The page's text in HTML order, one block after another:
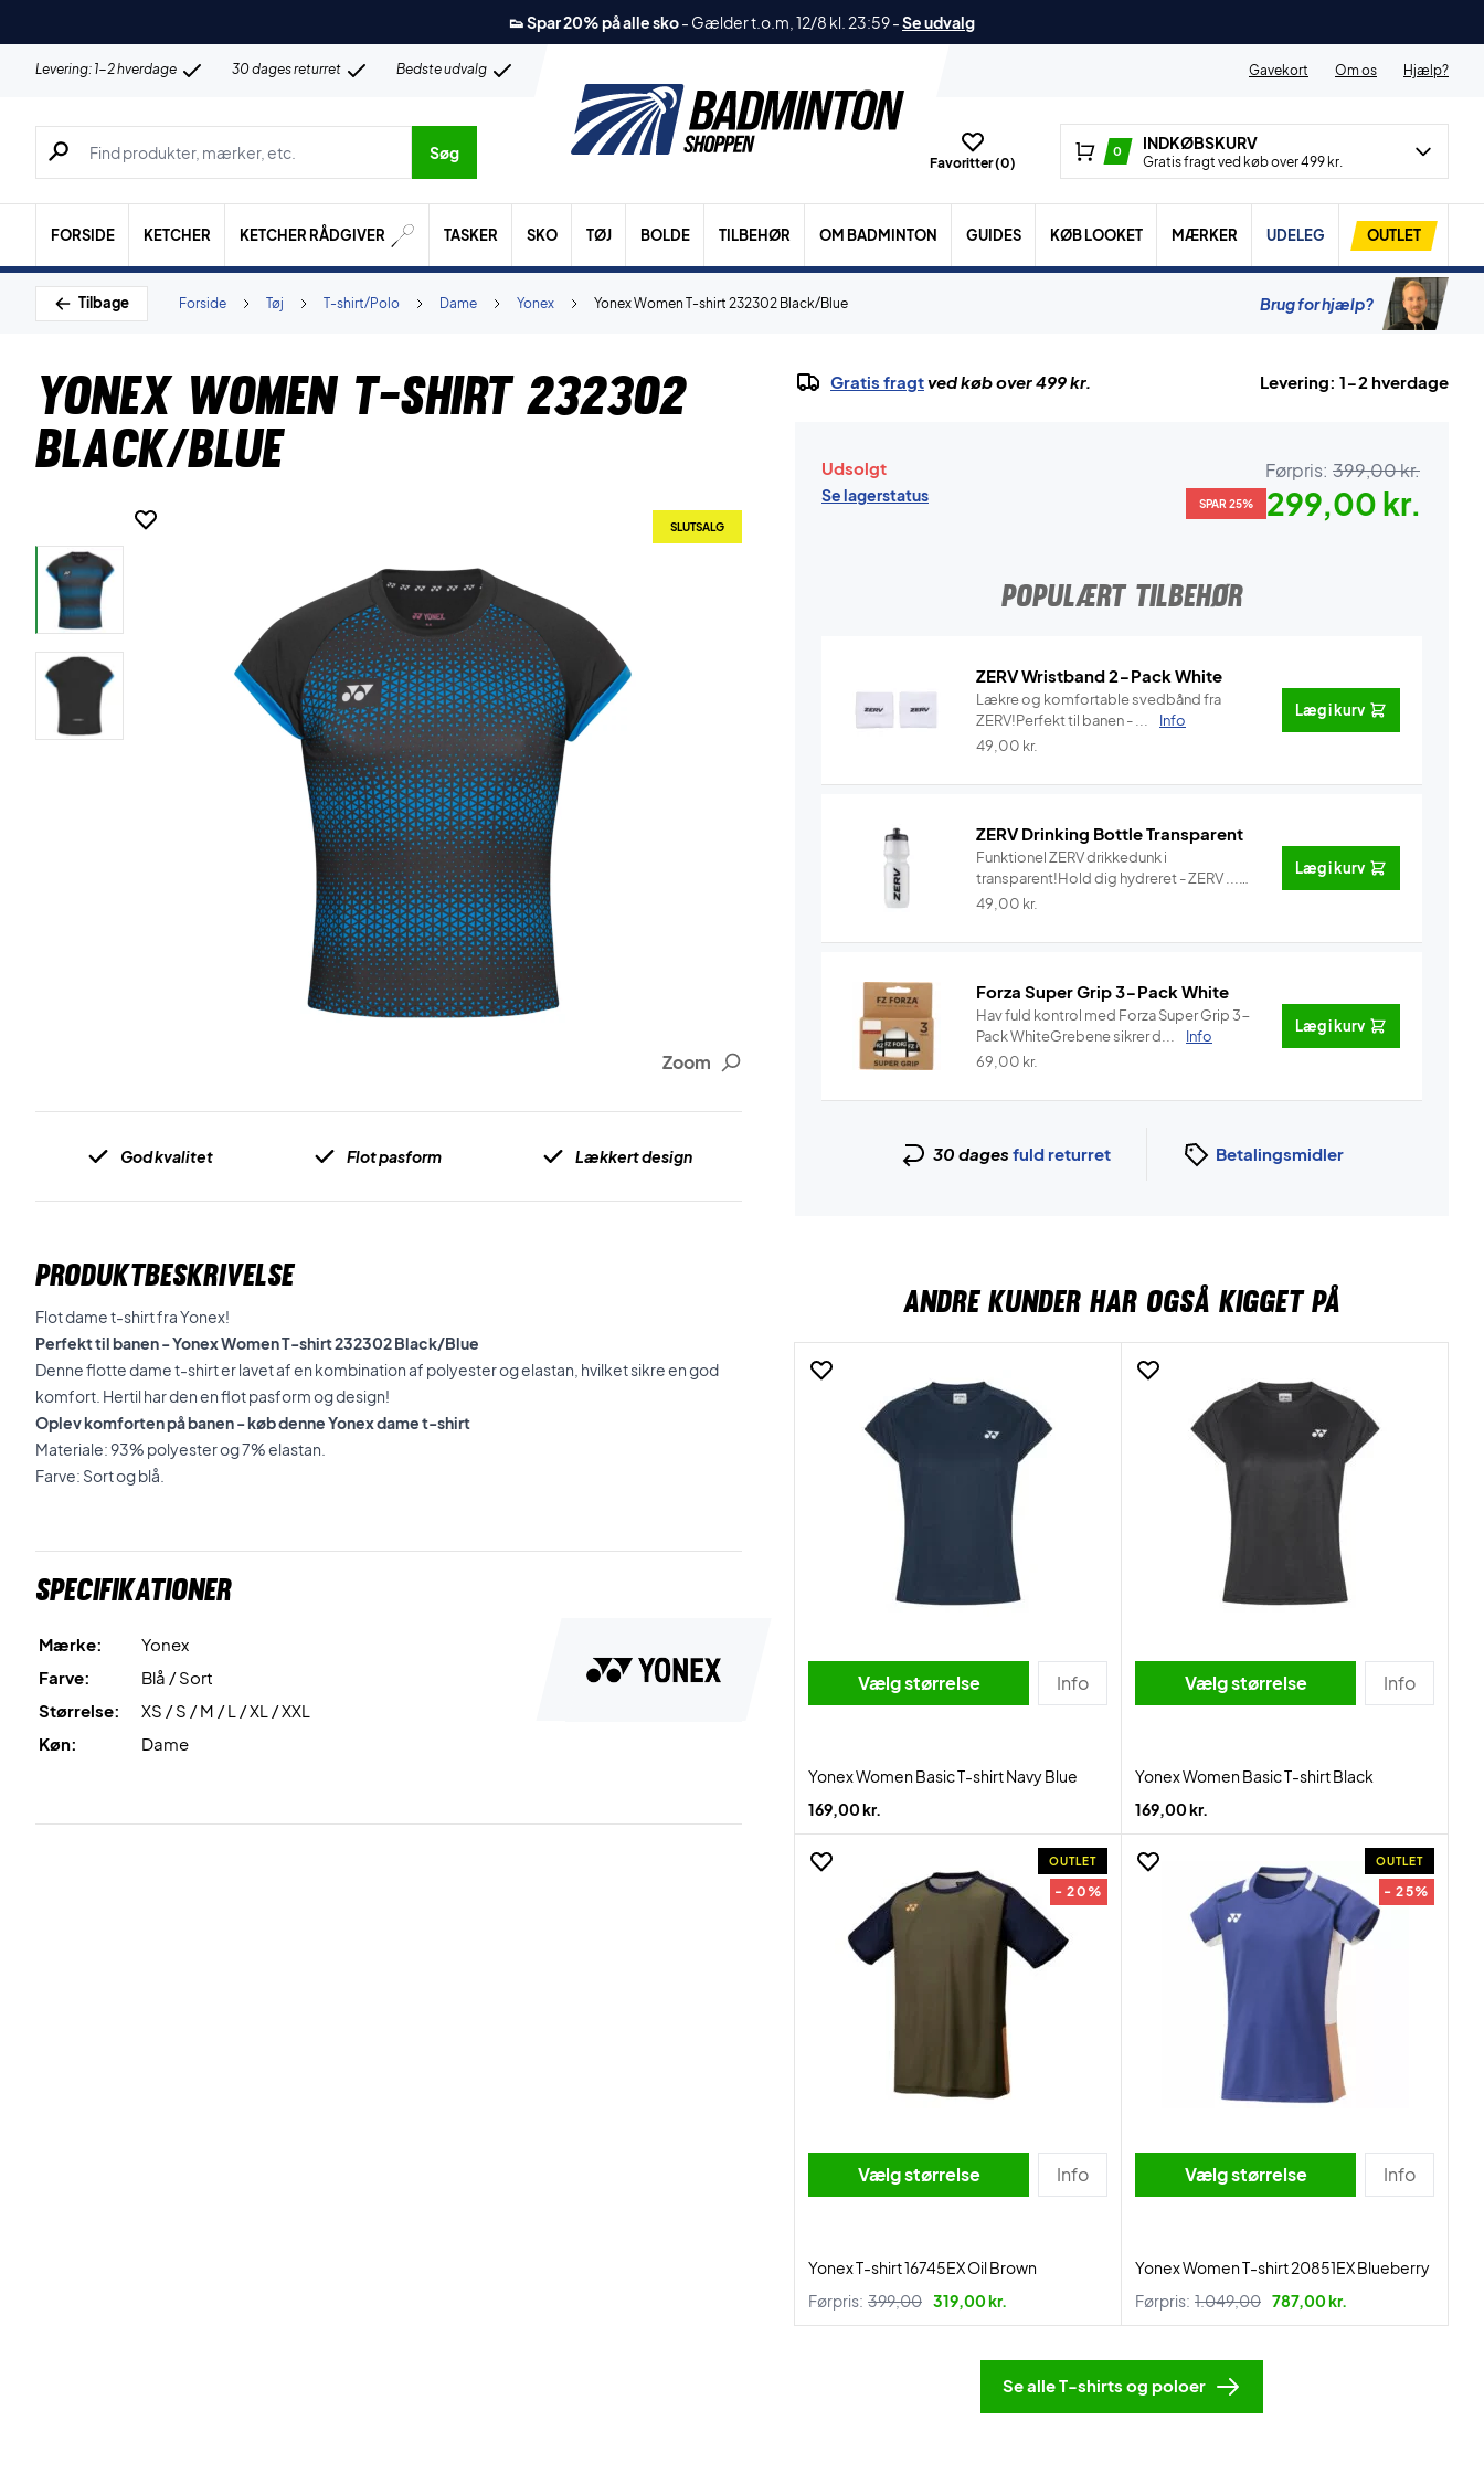
👟 Spar 20% på alle sko- Gælder t.o.m, 12/8 kl. 23:59-Se udvalg
Levering: 1-2 hverdage 30 dages returret Bedste udvalg Gavekort Om os Hjælp?
Søg efter produkter, mærker etc.
Søg
Favoritter (0)
0 INDKØBSKURV
Gratis fragt ved køb over 499 kr.
FORSIDE KETCHER KETCHER RÅDGIVER TASKER SKO TØJ BOLDE TILBEHØR OM BADMINTON GUIDES KØB LOOKET MÆRKER UDELEG OUTLET
Tilbage Yonex Women T-shirt 232302 Black/Blue
Yonex
Dame
T-shirt/Polo
Tøj
Forside Brug for hjælp?
Yonex Women T-shirt 232302
Black/Blue
Zoom
SLUTSALG
God kvalitet Flot pasform Lækkert design
PRODUKTBESKRIVELSE
Flot dame t-shirt fra Yonex!
Perfekt til banen - Yonex Women T-shirt 232302 Black/Blue
Denne flotte dame t-shirt er lavet af en kombination af polyester og elastan, hvilket sikre en god
komfort. Hertil har den en flot pasform og design!
Oplev komforten på banen - køb denne Yonex dame t-shirt
Materiale: 93% polyester og 7% elastan.
Farve: Sort og blå.
Specifikationer
Mærke:
Yonex
Farve:
Blå / Sort
Størrelse:
XS / S / M / L / XL / XXL
Køn:
Dame
Gratis fragtved køb over 499 kr. Levering: 1-2 hverdage
Udsolgt
Se lagerstatus
Førpris: 399,00 kr.
SPAR 25% 299,00 kr.
POPULÆRT TILBEHØR
ZERV Wristband 2-Pack White
Lækre og komfortable svedbånd fra
ZERV!Perfekt til banen - ...
Info
49,00 kr.
Læg i kurv
ZERV Drinking Bottle Transparent
Funktionel ZERV drikkedunk i
transparent!Hold dig hydreret - ZERV ...
Info
49,00 kr.
Læg i kurv
Forza Super Grip 3-Pack White
Hav fuld kontrol med Forza Super Grip 3-
Pack WhiteGrebene sikrer d...
Info
69,00 kr.
Læg i kurv
30 dages fuld returret Betalingsmidler
ANDRE KUNDER HAR OGSÅ KIGGET PÅ
Vælg størrelse Info
Yonex Women Basic T-shirt Navy Blue
169,00 kr.
Vælg størrelse Info
Yonex Women Basic T-shirt Black
169,00 kr.
OUTLET
- 20%
Vælg størrelse Info
Yonex T-shirt 16745EX Oil Brown
Førpris: 399,00 319,00 kr.
OUTLET
- 25%
Vælg størrelse Info
Yonex Women T-shirt 20851EX Blueberry
Førpris: 1.049,00 787,00 kr.
Se alle T-shirts og poloer